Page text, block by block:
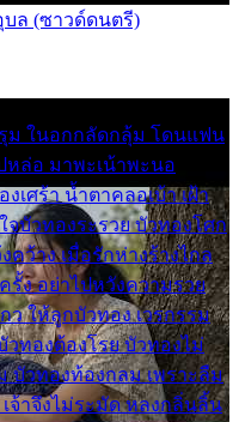
บล (ซาวด์ดนตรี)
ม ในอกกลัดกลุ้ม โดนแฟน
หล่อ มาพะเน้าพะนอ
เศร้า น้ำตาคลอเบ้า เฝ้า
บัวทองระรวย บัวทองโศก
คว้าง เมื่อรักห่างร้างไกล
ง อย่าไปหวังความรวย
ว ให้ลูกบัวทอง เวรกรรม
ทองต้องโรย บัวทองไม่
บัวทองท้องกลม เพราะลืม
จ้าจึงไม่ระมัด หลงกลิ่นลิ้น